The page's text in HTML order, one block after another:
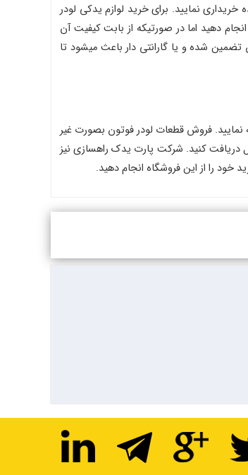
نمایید. برای خرید لوازم یدکی لودر
دهید اما در صورتیکه از بابت کیفیت آن
تضمین شده و یا گارانتی دار باعث میشود تا
فروش قطعات لودر فوتون بصورت غیر
دریافت کنید. شرکت پارت یدک راهسازی نیز
را از این فروشگاه انجام دهید.